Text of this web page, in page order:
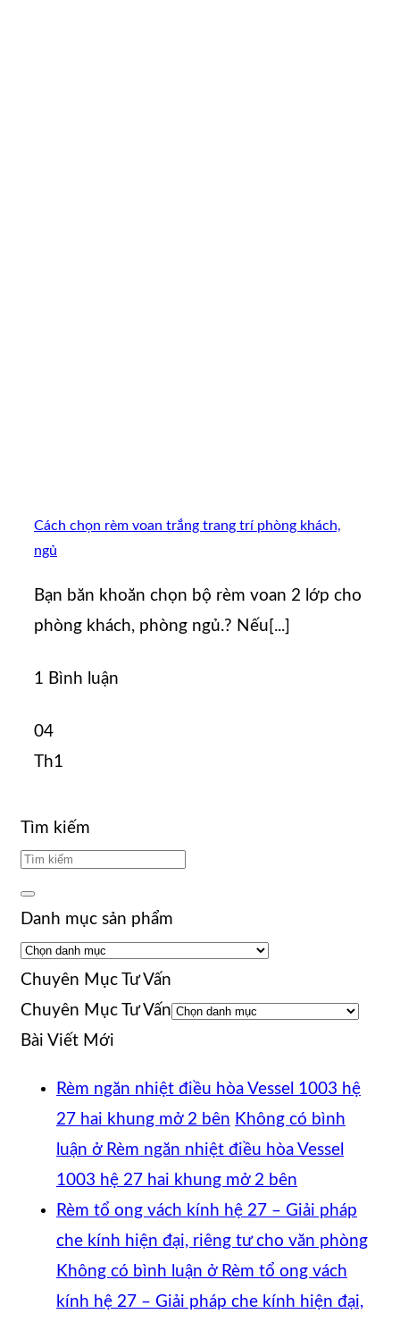
Cách chọn rèm voan trắng trang trí phòng khách,
ngủ
Bạn băn khoăn chọn bộ rèm voan 2 lớp cho
phòng khách, phòng ngủ.? Nếu[...]
1 Bình luận
04
Th1
Tìm kiếm
Danh mục sản phẩm
Chuyên Mục Tư Vấn
Chuyên Mục Tư Vấn
Bài Viết Mới
Rèm ngăn nhiệt điều hòa Vessel 1003 hệ
27 hai khung mở 2 bên Không có bình
luận ở Rèm ngăn nhiệt điều hòa Vessel
1003 hệ 27 hai khung mở 2 bên
Rèm tổ ong vách kính hệ 27 – Giải pháp
che kính hiện đại, riêng tư cho văn phòng
Không có bình luận ở Rèm tổ ong vách
kính hệ 27 – Giải pháp che kính hiện đại,